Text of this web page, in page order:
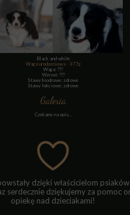
dzięki właścicielom psiaków.
serdecznie dziękujemy za pomoc
opiekę nad dzieciakami!
Czekamy na opis...
Galeria
Black and white
Waga urodzeniowa - 377g
Waga: ???
Wzrost: ???
Stawy biodrowe: zdrowe
Stawy łokciowe: zdrowe